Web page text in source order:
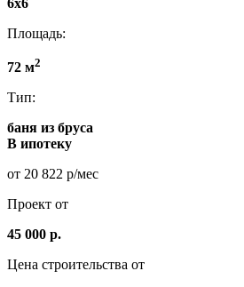
Площадь:
72 м2
Тип:
баня из бруса
В ипотеку
от 20 822 р/мес
Проект от
45 000 р.
Цена строительства от